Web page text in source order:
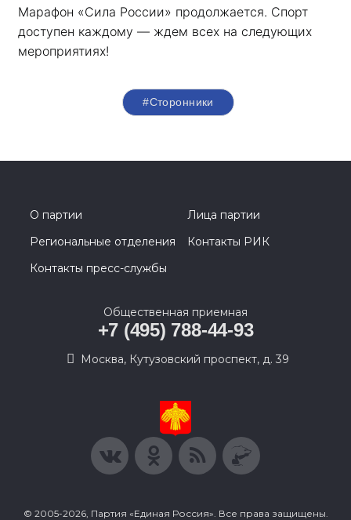
Марафон «Сила России» продолжается. Спорт
доступен каждому — ждем всех на следующих
мероприятиях!
#Сторонники
О партии
Лица партии
Региональные отделения
Контакты РИК
Контакты пресс-службы
Общественная приемная
+7 (495) 788-44-93
Москва, Кутузовский проспект, д. 39
© 2005-2026, Партия «Единая Россия». Все права защищены.